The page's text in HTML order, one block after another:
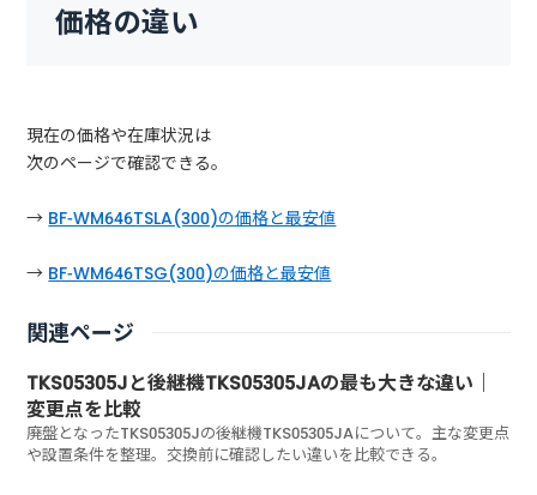
価格の違い
現在の価格や在庫状況は
次のページで確認できる。
→ BF-WM646TSLA(300)の価格と最安値
→ BF-WM646TSG(300)の価格と最安値
関連ページ
TKS05305Jと後継機TKS05305JAの最も大きな違い｜
変更点を比較
廃盤となったTKS05305Jの後継機TKS05305JAについて。主な変更点
や設置条件を整理。交換前に確認したい違いを比較できる。